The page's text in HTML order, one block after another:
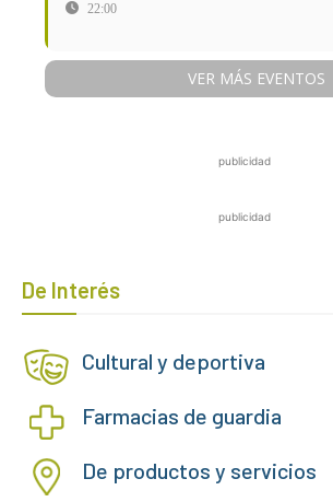
22:00
VER MÁS EVENTOS
publicidad
publicidad
De Interés
Cultural y deportiva
Farmacias de guardia
De productos y servicios